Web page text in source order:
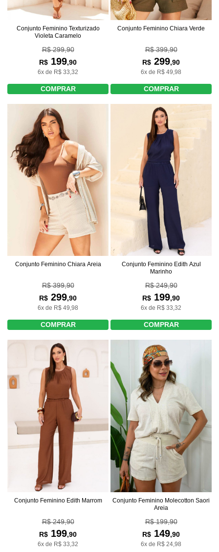
Conjunto Feminino Texturizado
Violeta Caramelo
R$ 299,90
R$ 199,90
6x de R$ 33,32
COMPRAR
Conjunto Feminino Chiara Verde
R$ 399,90
R$ 299,90
6x de R$ 49,98
COMPRAR
Conjunto Feminino Chiara Areia
R$ 399,90
R$ 299,90
6x de R$ 49,98
COMPRAR
Conjunto Feminino Edith Azul
Marinho
R$ 249,90
R$ 199,90
6x de R$ 33,32
COMPRAR
Conjunto Feminino Edith Marrom
R$ 249,90
R$ 199,90
6x de R$ 33,32
Conjunto Feminino Molecotton Saori
Areia
R$ 199,90
R$ 149,90
6x de R$ 24,98